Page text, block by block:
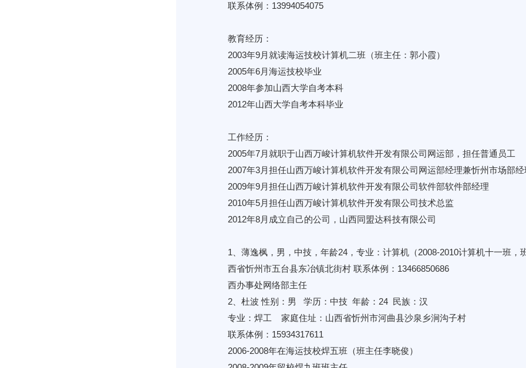
联系体例：13994054075
教育经历：
2003年9月就读海运技校计算机二班（班主任：郭小霞）
2005年6月海运技校毕业
2008年参加山西大学自考本科
2012年山西大学自考本科毕业
工作经历：
2005年7月就职于山西万峻计算机软件开发有限公司网运部，担任普通员工
2007年3月担任山西万峻计算机软件开发有限公司网运部经理兼忻州市场部经
2009年9月担任山西万峻计算机软件开发有限公司软件部软件部经理
2010年5月担任山西万峻计算机软件开发有限公司技术总监
2012年8月成立自己的公司，山西同盟达科技有限公司
1、薄逸枫，男，中技，年龄24，专业：计算机（2008-2010计算机十一班
西省忻州市五台县东冶镇北街村 联系体例：13466850686 父亲
西办事处网络部主任
2、杜波 性别：男 学历：中技 年龄：24 民族：汉
专业：焊工 家庭住址：山西省忻州市河曲县沙泉乡涧沟子村
联系体例：15934317611
2006-2008年在海运技校焊五班（班主任李晓俊）